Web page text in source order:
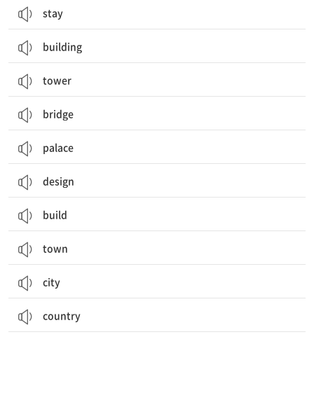
stay
building
tower
bridge
palace
design
build
town
city
country